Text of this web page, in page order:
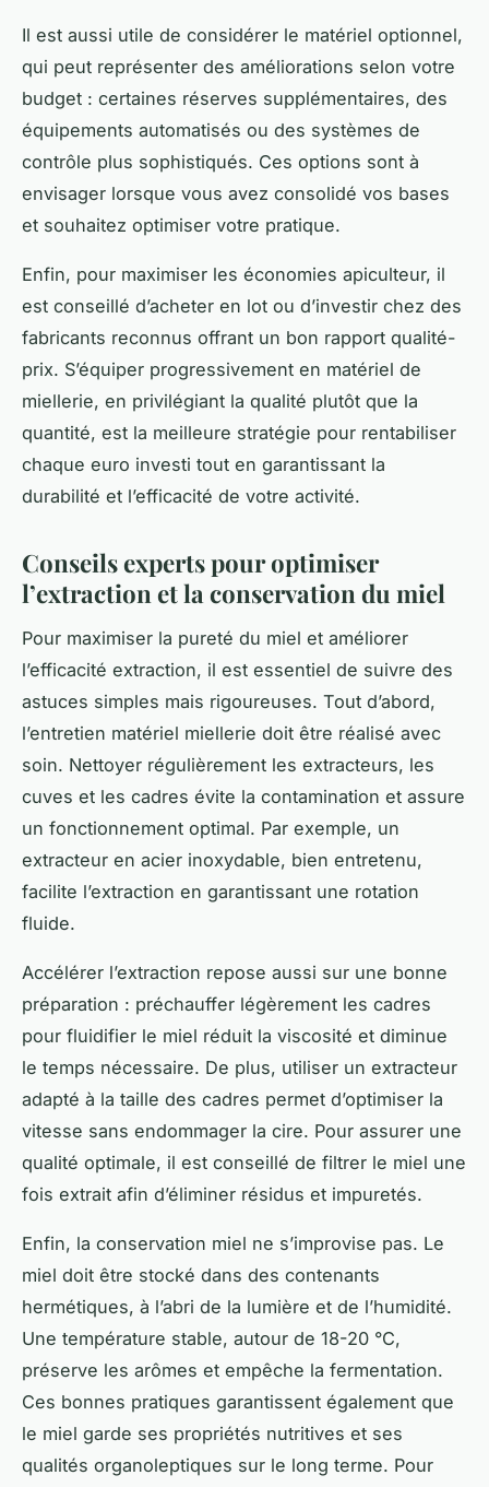
Il est aussi utile de considérer le matériel optionnel,
qui peut représenter des améliorations selon votre
budget : certaines réserves supplémentaires, des
équipements automatisés ou des systèmes de
contrôle plus sophistiqués. Ces options sont à
envisager lorsque vous avez consolidé vos bases
et souhaitez optimiser votre pratique.
Enfin, pour maximiser les économies apiculteur, il
est conseillé d’acheter en lot ou d’investir chez des
fabricants reconnus offrant un bon rapport qualité-
prix. S’équiper progressivement en matériel de
miellerie, en privilégiant la qualité plutôt que la
quantité, est la meilleure stratégie pour rentabiliser
chaque euro investi tout en garantissant la
durabilité et l’efficacité de votre activité.
Conseils experts pour optimiser
l’extraction et la conservation du miel
Pour maximiser la pureté du miel et améliorer
l’efficacité extraction, il est essentiel de suivre des
astuces simples mais rigoureuses. Tout d’abord,
l’entretien matériel miellerie doit être réalisé avec
soin. Nettoyer régulièrement les extracteurs, les
cuves et les cadres évite la contamination et assure
un fonctionnement optimal. Par exemple, un
extracteur en acier inoxydable, bien entretenu,
facilite l’extraction en garantissant une rotation
fluide.
Accélérer l’extraction repose aussi sur une bonne
préparation : préchauffer légèrement les cadres
pour fluidifier le miel réduit la viscosité et diminue
le temps nécessaire. De plus, utiliser un extracteur
adapté à la taille des cadres permet d’optimiser la
vitesse sans endommager la cire. Pour assurer une
qualité optimale, il est conseillé de filtrer le miel une
fois extrait afin d’éliminer résidus et impuretés.
Enfin, la conservation miel ne s’improvise pas. Le
miel doit être stocké dans des contenants
hermétiques, à l’abri de la lumière et de l’humidité.
Une température stable, autour de 18-20 °C,
préserve les arômes et empêche la fermentation.
Ces bonnes pratiques garantissent également que
le miel garde ses propriétés nutritives et ses
qualités organoleptiques sur le long terme. Pour